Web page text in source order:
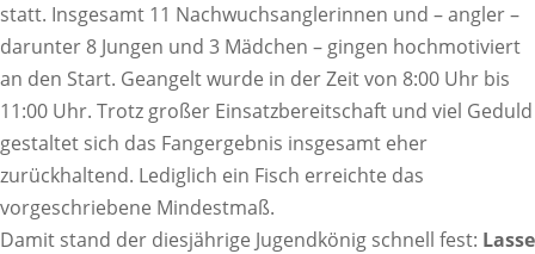
statt. Insgesamt 11 Nachwuchsanglerinnen und – angler –
darunter 8 Jungen und 3 Mädchen – gingen hochmotiviert
an den Start. Geangelt wurde in der Zeit von 8:00 Uhr bis
11:00 Uhr. Trotz großer Einsatzbereitschaft und viel Geduld
gestaltet sich das Fangergebnis insgesamt eher
zurückhaltend. Lediglich ein Fisch erreichte das
vorgeschriebene Mindestmaß.
Damit stand der diesjährige Jugendkönig schnell fest: Lasse